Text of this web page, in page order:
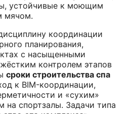
устойчивые к моющим
мячом.
координации
планирования,
с насыщенными
контролем этапов
сроки строительства спа
к BIM-координации,
и «сухим»
на спортзалы. Задачи типа